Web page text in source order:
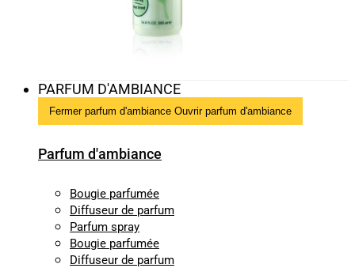
PARFUM D'AMBIANCE
Fermer parfum d'ambiance Ouvrir parfum d'ambiance
Parfum d'ambiance
Bougie parfumée
Diffuseur de parfum
Parfum spray
Bougie parfumée
Diffuseur de parfum